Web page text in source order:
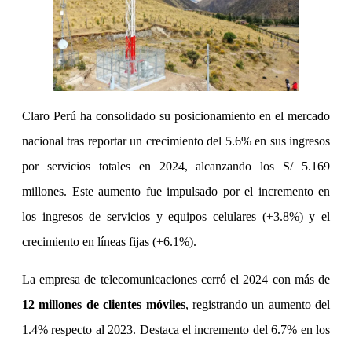
Claro Perú ha consolidado su posicionamiento en el mercado
nacional tras reportar un crecimiento del 5.6% en sus ingresos
por servicios totales en 2024, alcanzando los S/ 5.169
millones. Este aumento fue impulsado por el incremento en
los ingresos de servicios y equipos celulares (+3.8%) y el
crecimiento en líneas fijas (+6.1%).
La empresa de telecomunicaciones cerró el 2024 con más de
12 millones de clientes móviles, registrando un aumento del
1.4% respecto al 2023. Destaca el incremento del 6.7% en los